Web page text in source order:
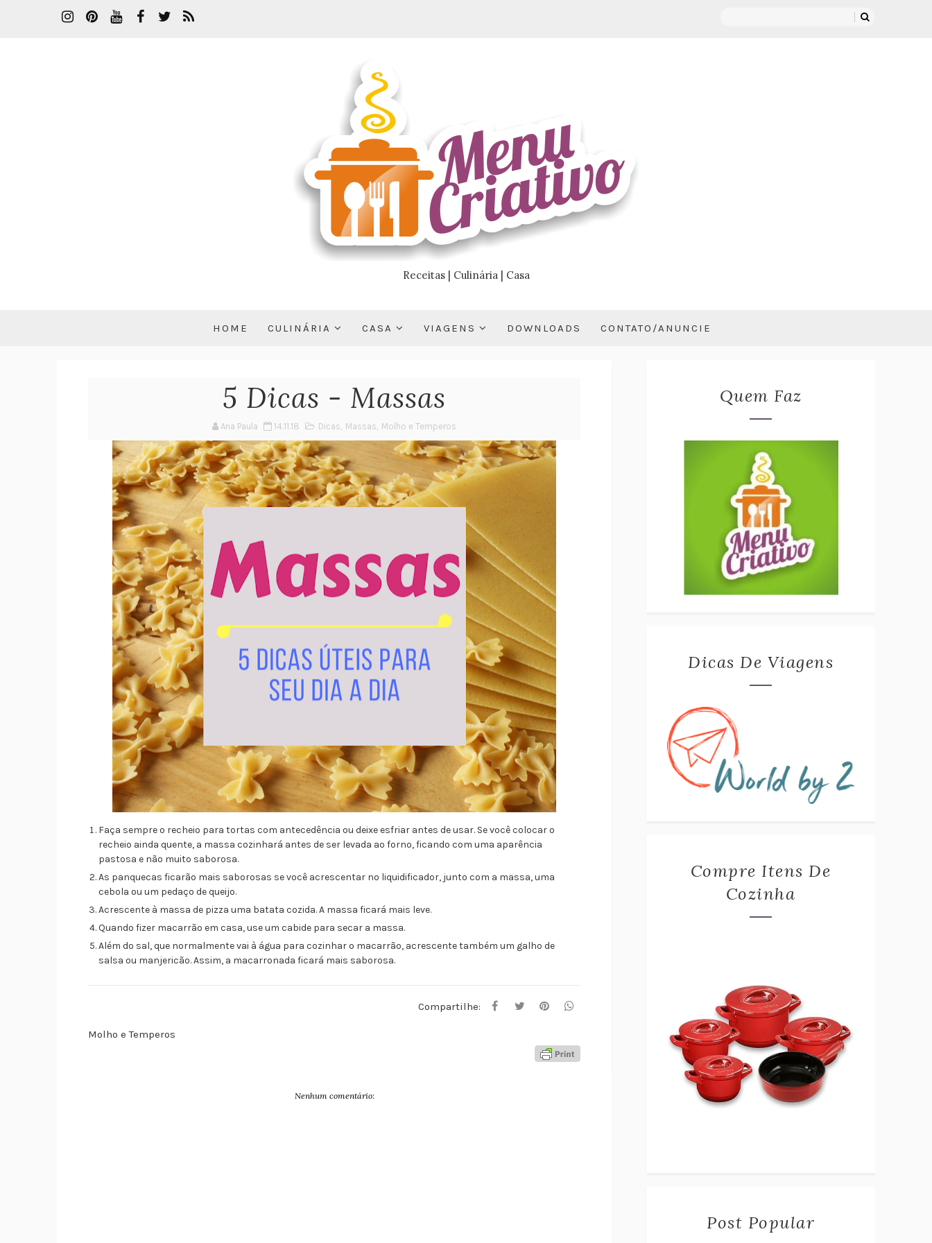
Receitas | Culinária | Casa
HOME CULINÁRIA CASA VIAGENS DOWNLOADS CONTATO/ANUNCIE
5 Dicas - Massas
Ana Paula 14.11.18 Dicas Massas Molho e Temperos
Faça sempre o recheio para tortas com antecedência ou deixe esfriar antes de usar. Se você colocar o
recheio ainda quente, a massa cozinhará antes de ser levada ao forno, ficando com uma aparência
pastosa e não muito saborosa.
As panquecas ficarão mais saborosas se você acrescentar no liquidificador, junto com a massa, uma
cebola ou um pedaço de queijo.
Acrescente à massa de pizza uma batata cozida. A massa ficará mais leve.
Quando fizer macarrão em casa, use um cabide para secar a massa.
Além do sal, que normalmente vai à água para cozinhar o macarrão, acrescente também um galho de
salsa ou manjericão. Assim, a macarronada ficará mais saborosa.
Compartilhe:
Molho e Temperos
Nenhum comentário:
Quem Faz
Dicas De Viagens
Compre Itens De
Cozinha
Post Popular